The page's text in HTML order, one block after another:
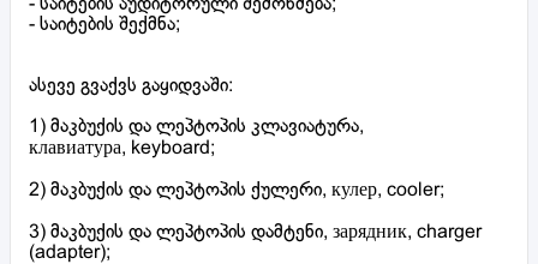
- საიტების აუდიტორული შემოწმება;
- საიტების შექმნა;
ასევე გვაქვს გაყიდვაში:
1) მაკბუქის და ლეპტოპის კლავიატურა,
клавиатура, keyboard;
2) მაკბუქის და ლეპტოპის ქულერი, кулер, cooler;
3) მაკბუქის და ლეპტოპის დამტენი, зарядник, charger
(adapter);